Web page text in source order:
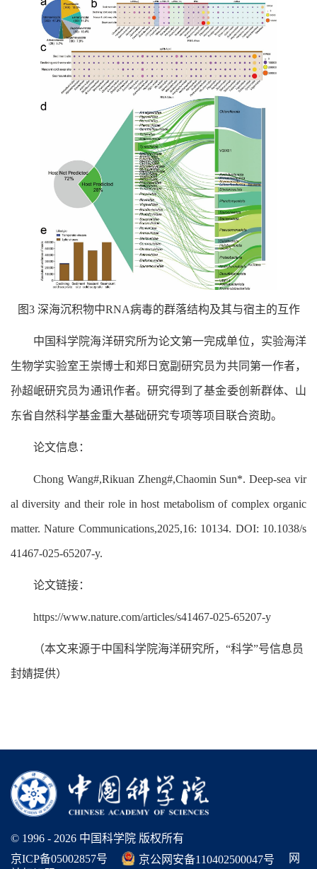
图3 深海沉积物中RNA病毒的群落结构及其与宿主的互作
中国科学院海洋研究所为论文第一完成单位，实验海洋
生物学实验室王崇博士和郑日宽副研究员为共同第一作者，
孙超岷研究员为通讯作者。研究得到了基金委创新群体、山
东省自然科学基金重大基础研究专项等项目联合资助。
论文信息：
Chong Wang#,Rikuan Zheng#,Chaomin Sun*. Deep-sea vir
al diversity and their role in host metabolism of complex organic
matter. Nature Communications,2025,16: 10134. DOI: 10.1038/s
41467-025-65207-y.
论文链接：
https://www.nature.com/articles/s41467-025-65207-y
（本文来源于中国科学院海洋研究所，“科学”号信息员
封婧提供）
© 1996 - 2026 中国科学院 版权所有
京ICP备05002857号
京公网安备110402500047号
网